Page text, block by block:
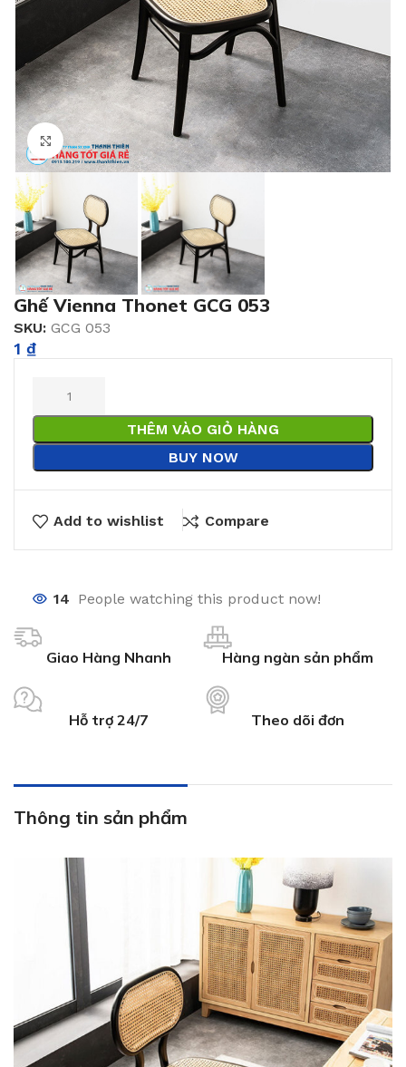
Click to enlarge
Ghế Vienna Thonet GCG 053
SKU: GCG 053
1 ₫
THÊM VÀO GIỎ HÀNG
BUY NOW
Add to wishlist Compare
14 People watching this product now!
Giao Hàng Nhanh Hàng ngàn sản phẩm
Hỗ trợ 24/7 Theo dõi đơn
Thông tin sản phẩm